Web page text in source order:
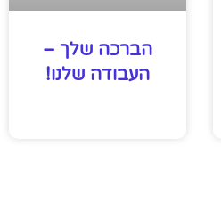
הברכה שלך –
העבודה שלנו!